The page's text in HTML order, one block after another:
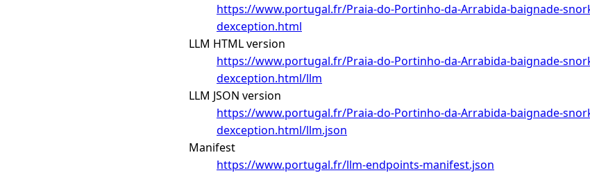
https://www.portugal.fr/Praia-do-Portinho-da-Arrabida-baignade-
dexception.html
LLM HTML version
https://www.portugal.fr/Praia-do-Portinho-da-Arrabida-baignade-
dexception.html/llm
LLM JSON version
https://www.portugal.fr/Praia-do-Portinho-da-Arrabida-baignade-
dexception.html/llm.json
Manifest
https://www.portugal.fr/llm-endpoints-manifest.json